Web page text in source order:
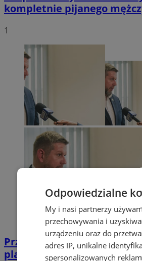
kompletnie pijanego
1
Przyszłość Wodzisławia
planowane inwestycje na
Odpowiedzialne
My i nasi partnerzy
przechowywania i
urządzeniu oraz do
adres IP, unikalne
spersonalizowanych